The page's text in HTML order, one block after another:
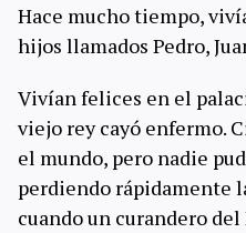
Hace mucho tiempo,
hijos llamados Pedro,
Vivían felices en el
viejo rey cayó enfermo.
el mundo, pero nadie
perdiendo rápidamente
cuando un curandero